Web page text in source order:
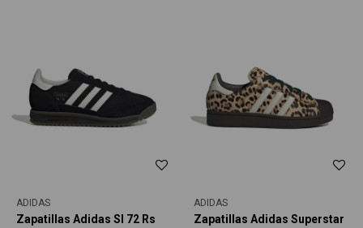
ADIDAS
Zapatillas Adidas Sl 72 Rs
ADIDAS
Zapatillas Adidas Superstar